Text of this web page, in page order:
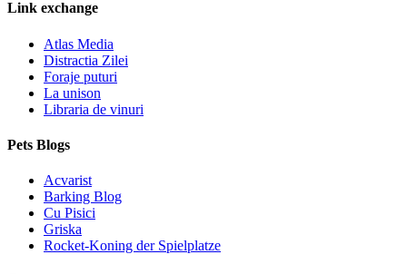
Link exchange
Atlas Media
Distractia Zilei
Foraje puturi
La unison
Libraria de vinuri
Pets Blogs
Acvarist
Barking Blog
Cu Pisici
Griska
Rocket-Koning der Spielplatze